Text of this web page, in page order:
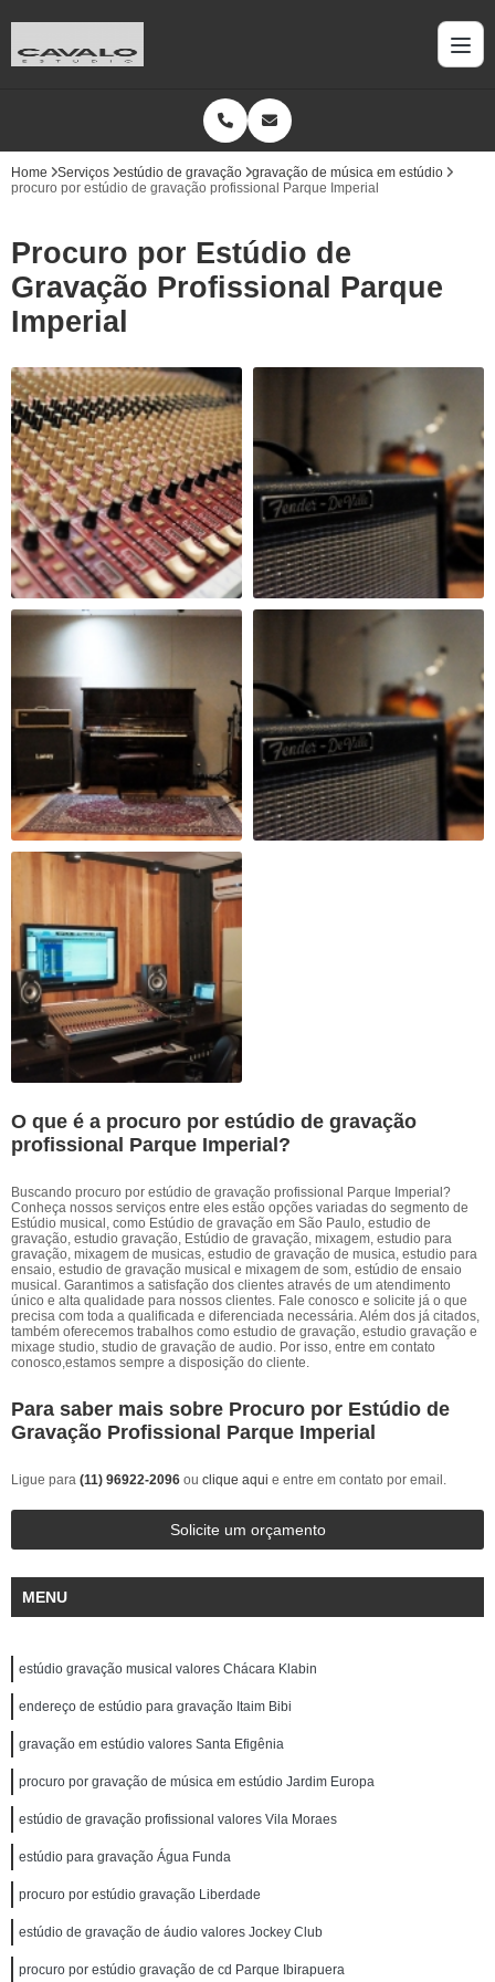
Home Serviços estúdio de gravação
gravação de música em estúdio
procuro por estúdio de gravação profissional Parque Imperial
Procuro por Estúdio de
Gravação Profissional Parque
Imperial
O que é a procuro por estúdio de gravação
profissional Parque Imperial?
Buscando procuro por estúdio de gravação profissional Parque Imperial?
Conheça nossos serviços entre eles estão opções variadas do segmento de
Estúdio musical, como Estúdio de gravação em São Paulo, estudio de
gravação, estudio gravação, Estúdio de gravação, mixagem, estudio para
gravação, mixagem de musicas, estudio de gravação de musica, estudio para
ensaio, estudio de gravação musical e mixagem de som, estúdio de ensaio
musical. Garantimos a satisfação dos clientes através de um atendimento
único e alta qualidade para nossos clientes. Fale conosco e solicite já o que
precisa com toda a qualificada e diferenciada necessária. Além dos já citados,
também oferecemos trabalhos como estudio de gravação, estudio gravação e
mixage studio, studio de gravação de audio. Por isso, entre em contato
conosco,estamos sempre a disposição do cliente.
Para saber mais sobre Procuro por Estúdio de
Gravação Profissional Parque Imperial
Ligue para (11) 96922-2096 ou clique aqui e entre em contato por email.
Solicite um orçamento
MENU
estúdio gravação musical valores Chácara Klabin
endereço de estúdio para gravação Itaim Bibi
gravação em estúdio valores Santa Efigênia
procuro por gravação de música em estúdio Jardim Europa
estúdio de gravação profissional valores Vila Moraes
estúdio para gravação Água Funda
procuro por estúdio gravação Liberdade
estúdio de gravação de áudio valores Jockey Club
procuro por estúdio gravação de cd Parque Ibirapuera